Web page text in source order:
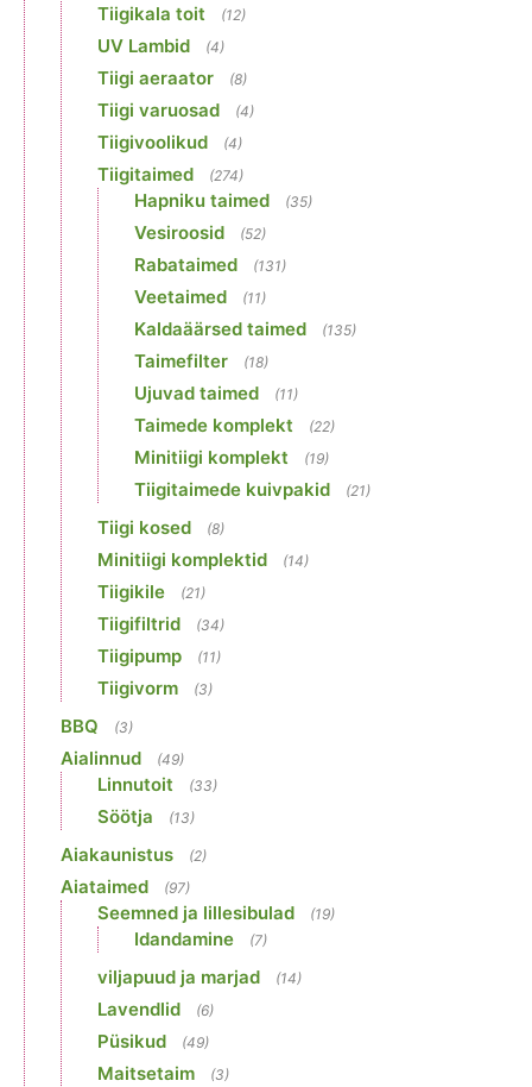
Tiigikala toit (12)
UV Lambid (4)
Tiigi aeraator (8)
Tiigi varuosad (4)
Tiigivoolikud (4)
Tiigitaimed (274)
Hapniku taimed (35)
Vesiroosid (52)
Rabataimed (131)
Veetaimed (11)
Kaldaäärsed taimed (135)
Taimefilter (18)
Ujuvad taimed (11)
Taimede komplekt (22)
Minitiigi komplekt (19)
Tiigitaimede kuivpakid (21)
Tiigi kosed (8)
Minitiigi komplektid (14)
Tiigikile (21)
Tiigifiltrid (34)
Tiigipump (11)
Tiigivorm (3)
BBQ (3)
Aialinnud (49)
Linnutoit (33)
Söötja (13)
Aiakaunistus (2)
Aiataimed (97)
Seemned ja lillesibulad (19)
Idandamine (7)
viljapuud ja marjad (14)
Lavendlid (6)
Püsikud (49)
Maitsetaim (3)